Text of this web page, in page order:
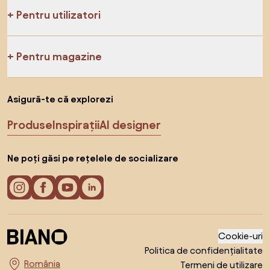
Pentru utilizatori
Pentru magazine
Asigură-te că explorezi
ProduseInspirațiiAI designer
Ne poți găsi pe rețelele de socializare
Cookie-uri
Politica de confidențialitate
Termeni de utilizare